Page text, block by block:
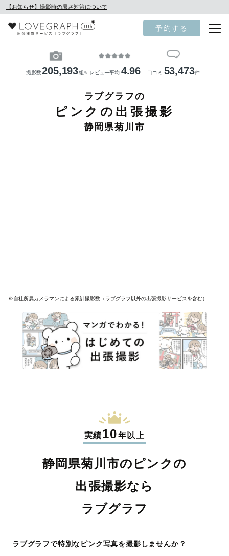
【お知らせ】撮影時の暑さ対策について
予約する
撮影数205,193組 ※ レビュー平均 4.96 口コミ 53,473件
ラブグラフの
ピンクの出張撮影
静岡県菊川市
※自社所属カメラマンによる累計撮影数（ラブグラフ以外の出張撮影サービスを含む）
実績10年以上
静岡県菊川市のピンクの
出張撮影なら
ラブグラフ
ラブグラフで特別なピンク写真を撮影しませんか？